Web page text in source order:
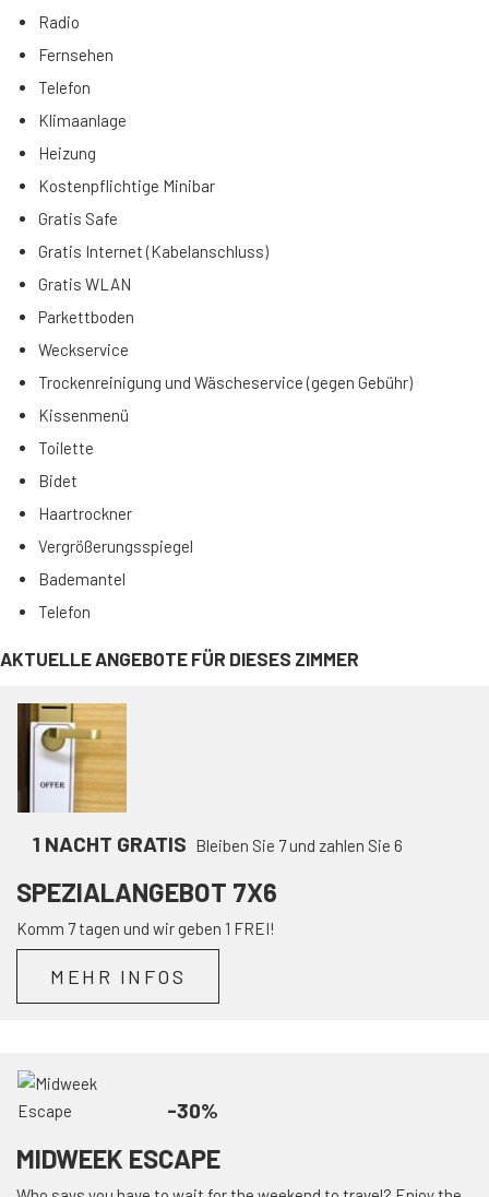
Radio
Fernsehen
Telefon
Klimaanlage
Heizung
Kostenpflichtige Minibar
Gratis Safe
Gratis Internet (Kabelanschluss)
Gratis WLAN
Parkettboden
Weckservice
Trockenreinigung und Wäscheservice (gegen Gebühr)
Kissenmenü
Toilette
Bidet
Haartrockner
Vergrößerungsspiegel
Bademantel
Telefon
AKTUELLE ANGEBOTE FÜR DIESES ZIMMER
1 NACHT GRATIS Bleiben Sie 7 und zahlen Sie 6
SPEZIALANGEBOT 7X6
Komm 7 tagen und wir geben 1 FREI!
MEHR INFOS
-30%
MIDWEEK ESCAPE